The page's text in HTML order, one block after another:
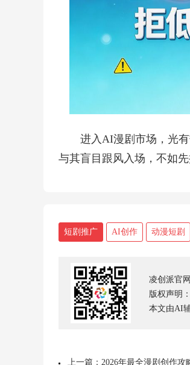
进入AI漫剧市场，光
与其盲目跟风入场，不如
短剧推广 AI创作 动漫短剧
凌创派官
版权声明
本文由AI
上一篇：2026年最全漫剧创作